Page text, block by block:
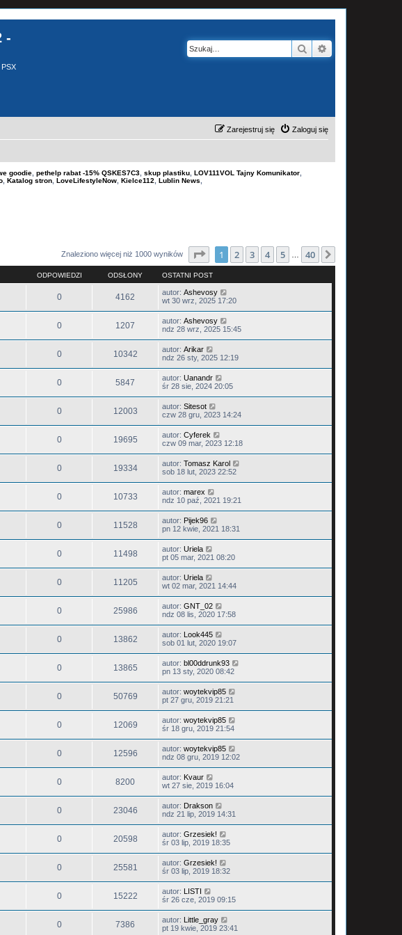
-
Szukaj
Zaloguj się
Zarejestruj się
goodie pethelp rabat -15% QSKES7C3 skup plastiku LOV111VOL Tajny Komunikator
Katalog stron LoveLifestyleNow Kielce112 Lublin News
Znaleziono więcej niż 1000 wyników Strona1 40
1 2 3 4 5 40
ODPOWIEDZI ODSŁONY OSTATNI POST
0 4162 autor: Ashevosy
wt 30 wrz, 2025 17:20
0 1207 autor: Ashevosy
ndz 28 wrz, 2025 15:45
0 10342 autor: Arikar
ndz 26 sty, 2025 12:19
0 5847 autor: Uanandr
śr 28 sie, 2024 20:05
0 12003 autor: Sitesot
czw 28 gru, 2023 14:24
0 19695 autor: Cyferek
czw 09 mar, 2023 12:18
0 19334 autor: Tomasz Karol
sob 18 lut, 2023 22:52
0 10733 autor: marex
ndz 10 paź, 2021 19:21
0 11528 autor: Pijek96
pn 12 kwie, 2021 18:31
0 11498 autor: Uriela
pt 05 mar, 2021 08:20
0 11205 autor: Uriela
wt 02 mar, 2021 14:44
0 25986 autor: GNT_02
ndz 08 lis, 2020 17:58
0 13862 autor: Look445
sob 01 lut, 2020 19:07
0 13865 autor: bl00ddrunk93
pn 13 sty, 2020 08:42
0 50769 autor: woytekvip85
pt 27 gru, 2019 21:21
0 12069 autor: woytekvip85
śr 18 gru, 2019 21:54
0 12596 autor: woytekvip85
ndz 08 gru, 2019 12:02
0 8200 autor: Kvaur
wt 27 sie, 2019 16:04
0 23046 autor: Drakson
ndz 21 lip, 2019 14:31
0 20598 autor: Grzesiek!
śr 03 lip, 2019 18:35
0 25581 autor: Grzesiek!
śr 03 lip, 2019 18:32
0 15222 autor: LISTI
śr 26 cze, 2019 09:15
0 7386 autor: Little_gray
pt 19 kwie, 2019 23:41